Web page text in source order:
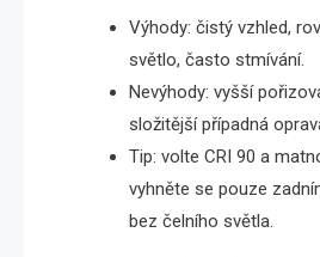
Výhody: čistý vzhled,
světlo, často stmívání.
Nevýhody: vyšší
složitější případná
Tip: volte CRI 90 a
vyhněte se pouze
bez čelního světla.